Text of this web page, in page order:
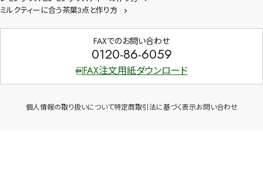
ミルクティーに合う茶葉3点と作り方
FAXでのお問い合わせ
0120-86-6059
FAX注文用紙ダウンロード
個人情報の取り扱いについて特定商取引法に基づく表示お問い合わせ